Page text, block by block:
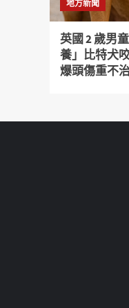
地方新聞
英國 2 歲男
養」比特犬
爆頭傷重不